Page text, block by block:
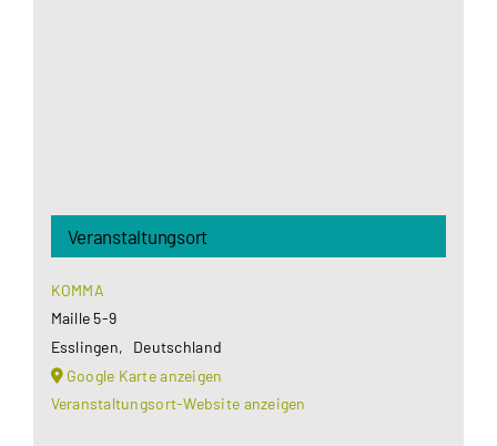
Veranstaltungsort
KOMMA
Maille 5-9
Esslingen,
Deutschland
Google Karte anzeigen
Veranstaltungsort-Website anzeigen